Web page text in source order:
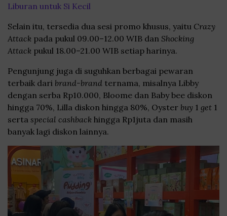
Liburan untuk Si Kecil
Selain itu, tersedia dua sesi promo khusus, yaitu Crazy
Attack pada pukul 09.00–12.00 WIB dan Shocking
Attack pukul 18.00–21.00 WIB setiap harinya.
Pengunjung juga di suguhkan berbagai pewaran
terbaik dari brand-brand ternama, misalnya Libby
dengan serba Rp10.000, Bloome dan Baby bee diskon
hingga 70%, Lilla diskon hingga 80%, Oyster buy 1 get 1
serta special cashback hingga Rp1juta dan masih
banyak lagi diskon lainnya.